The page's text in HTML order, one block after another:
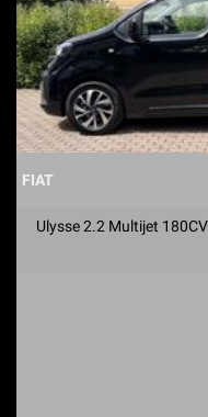
FIAT
Ulysse 2.2 Multijet